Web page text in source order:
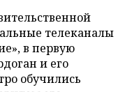
телеканалы
в первую
и его
обучились